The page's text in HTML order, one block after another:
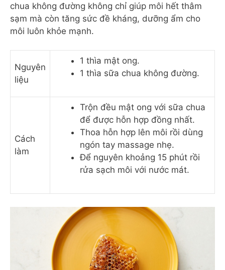
chua không đường không chỉ giúp môi hết thâm
sạm mà còn tăng sức đề kháng, dưỡng ẩm cho
môi luôn khỏe mạnh.
Nguyên
liệu
1 thìa mật ong.
1 thìa sữa chua không đường.
Cách
làm
Trộn đều mật ong với sữa chua
để được hỗn hợp đồng nhất.
Thoa hỗn hợp lên môi rồi dùng
ngón tay massage nhẹ.
Để nguyên khoảng 15 phút rồi
rửa sạch môi với nước mát.